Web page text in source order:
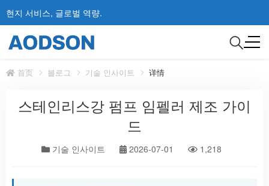
현지 서비스, 글로벌 역량.
首页 블로그 기술 인사이트 详情
스테인리스강 펌프 임펠러 제조 가이
드
기술 인사이트 2026-07-01 1,218